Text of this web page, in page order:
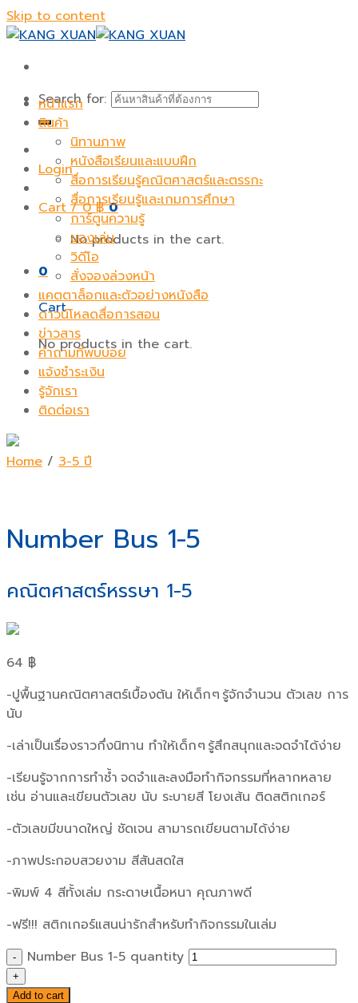
Skip to content
Search for:
Login
Cart /0฿ 0
No products in the cart.
0
Cart
No products in the cart.
หน้าแรก
สินค้า
นิทานภาพ
หนังสือเรียนและแบบฝึก
สื่อการเรียนรู้คณิตศาสตร์และตรรกะ
สื่อการเรียนรู้และเกมการศึกษา
การ์ตูนความรู้
ของเล่น
วิดีโอ
สั่งจองล่วงหน้า
แคตตาล็อกและตัวอย่างหนังสือ
ดาวน์โหลดสื่อการสอน
ข่าวสาร
คำถามที่พบบ่อย
แจ้งชำระเงิน
รู้จักเรา
ติดต่อเรา
Home / 3-5 ปี
Number Bus 1-5
คณิตศาสตร์หรรษา 1-5
64 ฿
-ปูพื้นฐานคณิตศาสตร์เบื้องต้น ให้เด็ก ๆ รู้จักจำนวน ตัวเลข การ
นับ
-เล่าเป็นเรื่องราวกึ่งนิทาน ทำให้เด็ก ๆ รู้สึกสนุกและจดจำได้ง่าย
-เรียนรู้จากการทำซ้ำ จดจำและลงมือทำกิจกรรมที่หลากหลาย
เช่น อ่านและเขียนตัวเลข นับ ระบายสี โยงเส้น ติดสติกเกอร์
-ตัวเลขมีขนาดใหญ่ ชัดเจน สามารถเขียนตามได้ง่าย
-ภาพประกอบสวยงาม สีสันสดใส
-พิมพ์ 4 สีทั้งเล่ม กระดาษเนื้อหนา คุณภาพดี
-ฟรี!!! สติกเกอร์แสนน่ารักสำหรับทำกิจกรรมในเล่ม
Number Bus 1-5 quantity
Add to cart